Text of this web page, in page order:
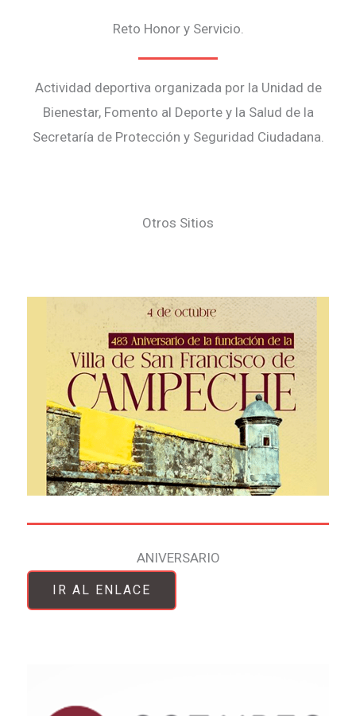
Reto Honor y Servicio.
Actividad deportiva organizada por la Unidad de
Bienestar, Fomento al Deporte y la Salud de la
Secretaría de Protección y Seguridad Ciudadana.
Otros Sitios
ANIVERSARIO
IR AL ENLACE